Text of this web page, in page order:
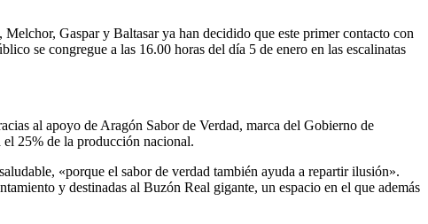
Gaspar y Baltasar ya han decidido que este primer contacto con
se congregue a las 16.00 horas del día 5 de enero en las escalinatas
al apoyo de Aragón Sabor de Verdad, marca del Gobierno de
el 25% de la producción nacional.
«porque el sabor de verdad también ayuda a repartir ilusión».
y destinadas al Buzón Real gigante, un espacio en el que además